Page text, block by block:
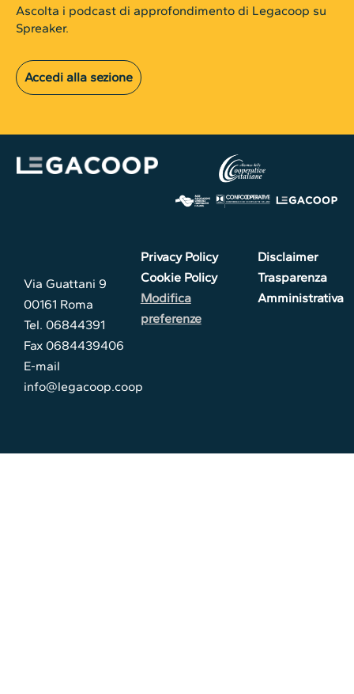
Ascolta i podcast di approfondimento di Legacoop su
Spreaker.
Accedi alla sezione
Via Guattani 9
00161 Roma
Tel. 06844391
Fax 0684439406
E-mail
info@legacoop.coop
Privacy Policy
Cookie Policy
Modifica
preferenze
Disclaimer
Trasparenza
Amministrativa